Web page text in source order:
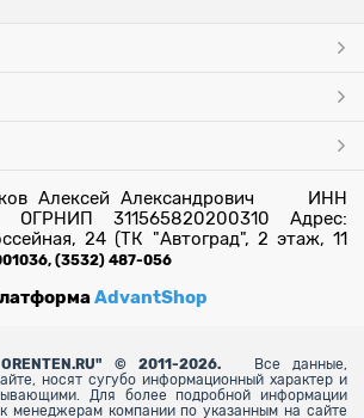
Алексей Александрович ИНН
311565820200310 Адрес:
24 (ТК "Автоград", 2 этаж, 11
(3532) 487-056
AdvantShop
© 2011-2026.
Все данные,
носят сугубо информационный характер и
Для более подробной информации
менеджерам компании по указанным на сайте